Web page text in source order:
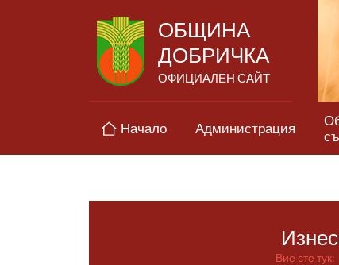
ОБЩИНА
ДОБРИЧКА
ОФИЦИАЛЕН САЙТ
Начало Администрация
Вие сте тук: